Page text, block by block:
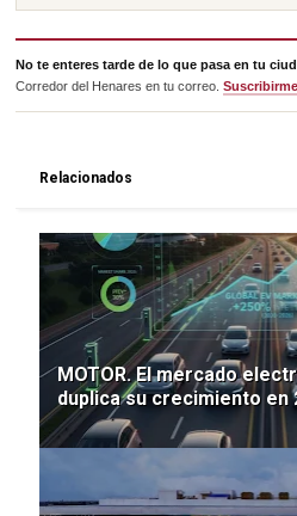
No te enteres tarde de lo que pasa en tu
Corredor del Henares en tu correo.
Relacionados
MOTOR. El mercado
duplica su crecimiento en